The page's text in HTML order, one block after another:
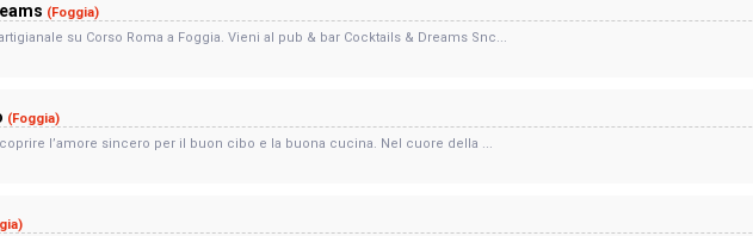
(Foggia)
su Corso Roma a Foggia. Vieni al pub & bar Cocktails & Dreams Snc...
(Foggia)
l’amore sincero per il buon cibo e la buona cucina. Nel cuore della ...